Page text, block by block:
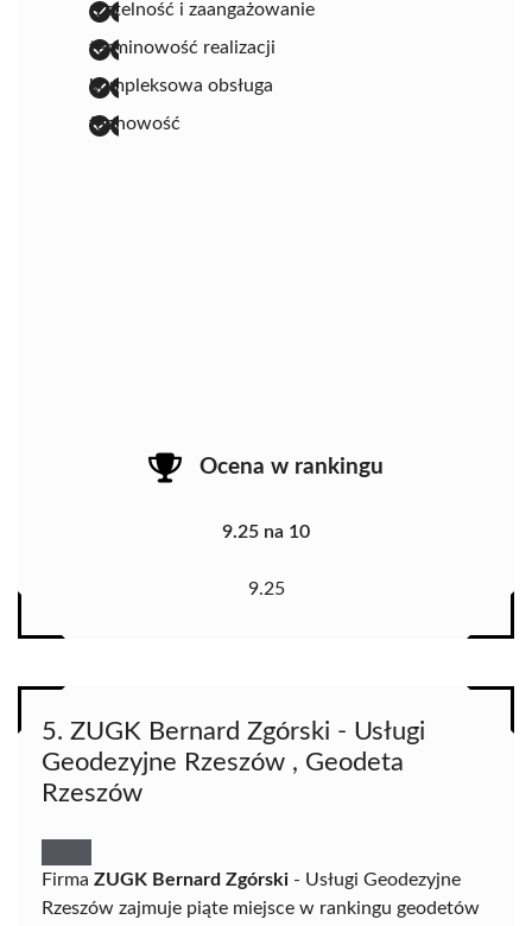
rzetelność i zaangażowanie
terminowość realizacji
kompleksowa obsługa
fachowość
Ocena w rankingu
9.25 na 10
9.25
5. ZUGK Bernard Zgórski - Usługi
Geodezyjne Rzeszów , Geodeta
Rzeszów
Firma ZUGK Bernard Zgórski - Usługi Geodezyjne
Rzeszów zajmuje piąte miejsce w rankingu geodetów